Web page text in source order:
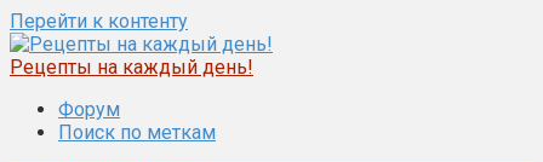
Перейти к контенту
Рецепты на каждый день!
Форум
Поиск по меткам